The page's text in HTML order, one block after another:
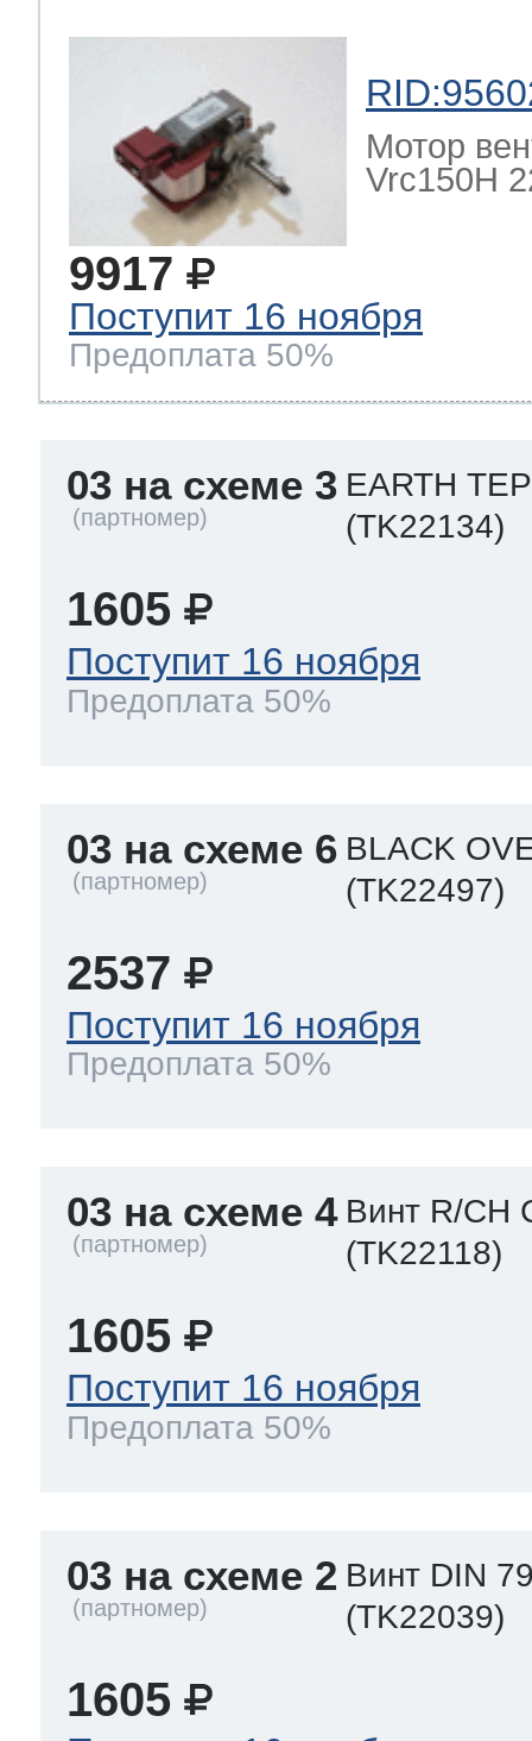
Мотор
Vrc150H
9917
Поступит 16 ноября
Предоплата 50%
03 на схеме 3 EARTH
(TK22134)
1605
Поступит 16 ноября
Предоплата 50%
03 на схеме 6 BLACK
(TK22497)
2537
Поступит 16 ноября
Предоплата 50%
03 на схеме 4 Винт R/CH
(TK22118)
1605
Поступит 16 ноября
Предоплата 50%
03 на схеме 2 Винт DIN
(TK22039)
1605